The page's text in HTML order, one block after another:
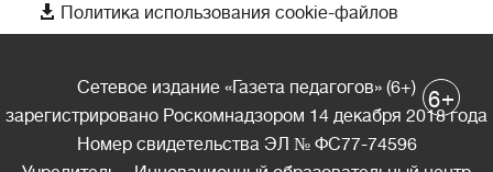
 Политика использования cookie-файлов
Сетевое издание «Газета педагогов» (6+)
зарегистрировано Роскомнадзором 14 декабря 2018 года
Номер свидетельства ЭЛ № ФС77-74596
6+